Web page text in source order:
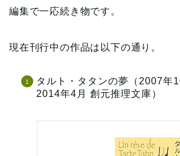
編集で一応続き物です。
現在刊行中の作品は以下の通り。
タルト・タタンの夢（2007年
2014年4月 創元推理文庫）